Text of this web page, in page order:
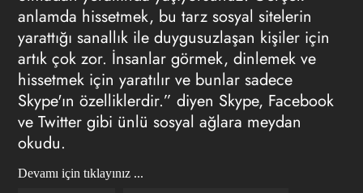
anlamda hissetmek, bu tarz sosyal sitelerin
yarattığı sanallık ile duygusuzlaşan kişiler için
artık çok zor. İnsanlar görmek, dinlemek ve
hissetmek için yaratılır ve bunlar sadece
Skype'ın özelliklerdir.” diyen Skype, Facebook
ve Twitter gibi ünlü sosyal ağlara meydan
okudu.
Devamı için tıklayınız ...